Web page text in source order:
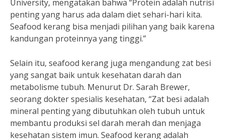
University, mengatakan bahwa “Protein adalah nutrisi
penting yang harus ada dalam diet sehari-hari kita.
Seafood kerang bisa menjadi pilihan yang baik karena
kandungan proteinnya yang tinggi.”
Selain itu, seafood kerang juga mengandung zat besi
yang sangat baik untuk kesehatan darah dan
metabolisme tubuh. Menurut Dr. Sarah Brewer,
seorang dokter spesialis kesehatan, “Zat besi adalah
mineral penting yang dibutuhkan oleh tubuh untuk
membantu produksi sel darah merah dan menjaga
kesehatan sistem imun. Seafood kerang adalah